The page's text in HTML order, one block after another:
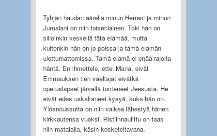
Tyhjän haudan äärellä minun Herrani ja minun
Jumalani on niin toisenlainen. Toki hän on
silloinkin keskellä tätä elämää, mutta
kuitenkin hän on jo poissa ja tämä elämän
ulottumattomissa. Tämä elämä ei enää rajoita
häntä. En ihmettele, ettei Maria, eivät
Emmauksen tien vaeltajat eivätkä
opetuslapset järvellä tunteneet Jeesusta. He
eivät edes uskaltaneet kysyä, kuka hän on.
Ylösnoussutta on niin vaikea lähestyä hänen
kirkkautensa vuoksi. Ristiinnaulittu on taas
niin matalalla, käsin kosketeltavana.